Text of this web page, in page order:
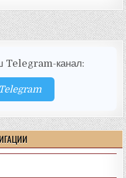
Telegram-канал: